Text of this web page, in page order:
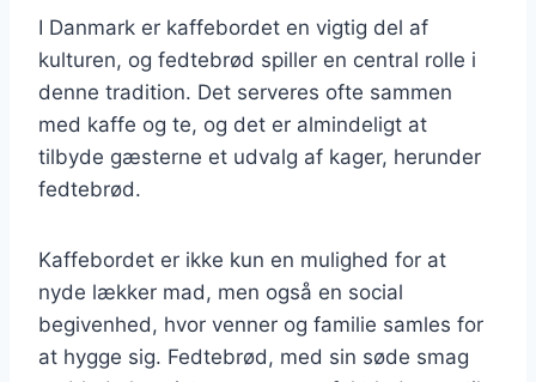
I Danmark er kaffebordet en vigtig del af
kulturen, og fedtebrød spiller en central rolle i
denne tradition. Det serveres ofte sammen
med kaffe og te, og det er almindeligt at
tilbyde gæsterne et udvalg af kager, herunder
fedtebrød.
Kaffebordet er ikke kun en mulighed for at
nyde lækker mad, men også en social
begivenhed, hvor venner og familie samles for
at hygge sig. Fedtebrød, med sin søde smag